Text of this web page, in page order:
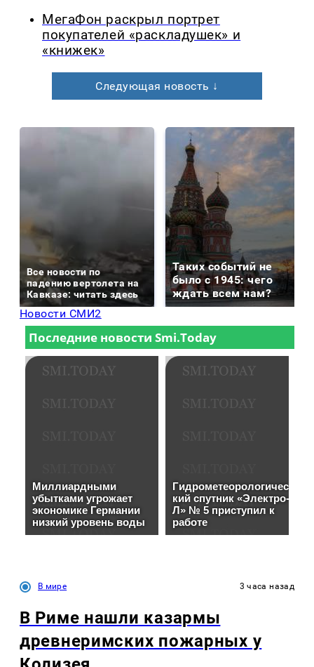
МегаФон раскрыл портрет
покупателей «раскладушек» и
«книжек»
Следующая новость ↓
Все новости по
падению вертолета на
Кавказе: читать здесь
Таких событий не
было с 1945: чего
ждать всем нам?
Новости СМИ2
В мире 3 часа назад
В Риме нашли казармы
древнеримских пожарных у